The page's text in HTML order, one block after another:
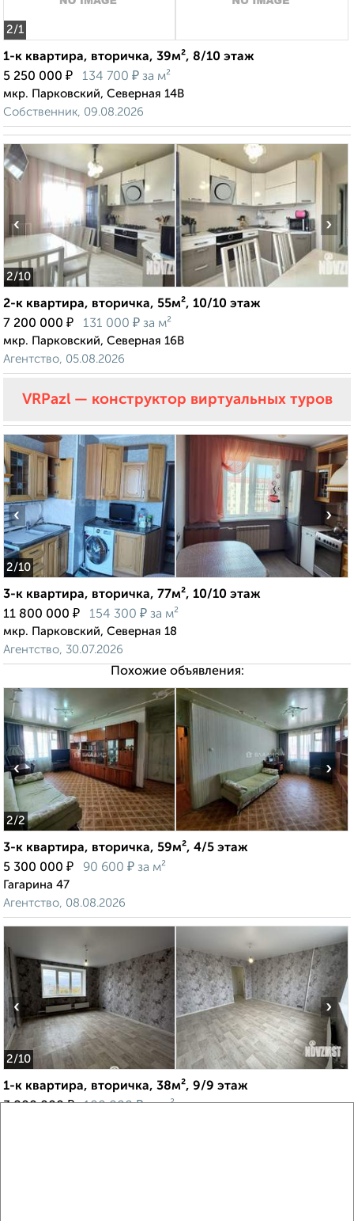
2/1
1-к квартира, вторичка, 39м², 8/10 этаж
5 250 000 ₽ 134 700 ₽ за м²
мкр. Парковский, Северная 14В
Собственник, 09.08.2026
2/10
‹ ›
2-к квартира, вторичка, 55м², 10/10 этаж
7 200 000 ₽ 131 000 ₽ за м²
мкр. Парковский, Северная 16В
Агентство, 05.08.2026
VRPazl — конструктор виртуальных туров
2/10
‹ ›
3-к квартира, вторичка, 77м², 10/10 этаж
11 800 000 ₽ 154 300 ₽ за м²
мкр. Парковский, Северная 18
Агентство, 30.07.2026
Похожие объявления:
2/2
‹ ›
3-к квартира, вторичка, 59м², 4/5 этаж
5 300 000 ₽ 90 600 ₽ за м²
Гагарина 47
Агентство, 08.08.2026
2/10
‹ ›
1-к квартира, вторичка, 38м², 9/9 этаж
3 800 000₽ 100 000₽за м²